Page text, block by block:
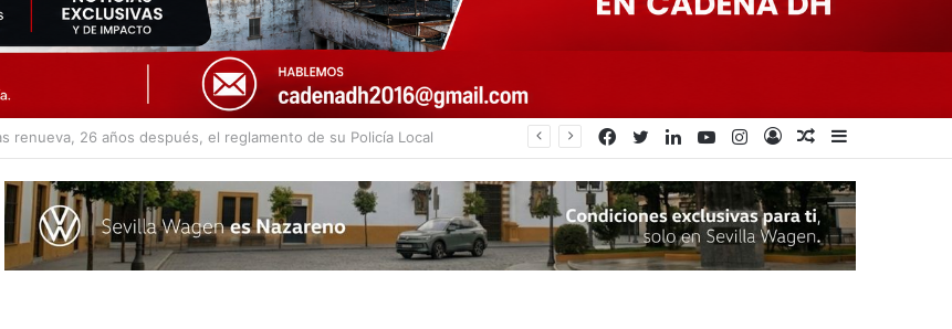
instalar más fuentes de agua potable en Dos Hermanas
Barra
Publicación
azar
Acceso
Instagram
YouTube
LinkedIn
Twitter
Facebook